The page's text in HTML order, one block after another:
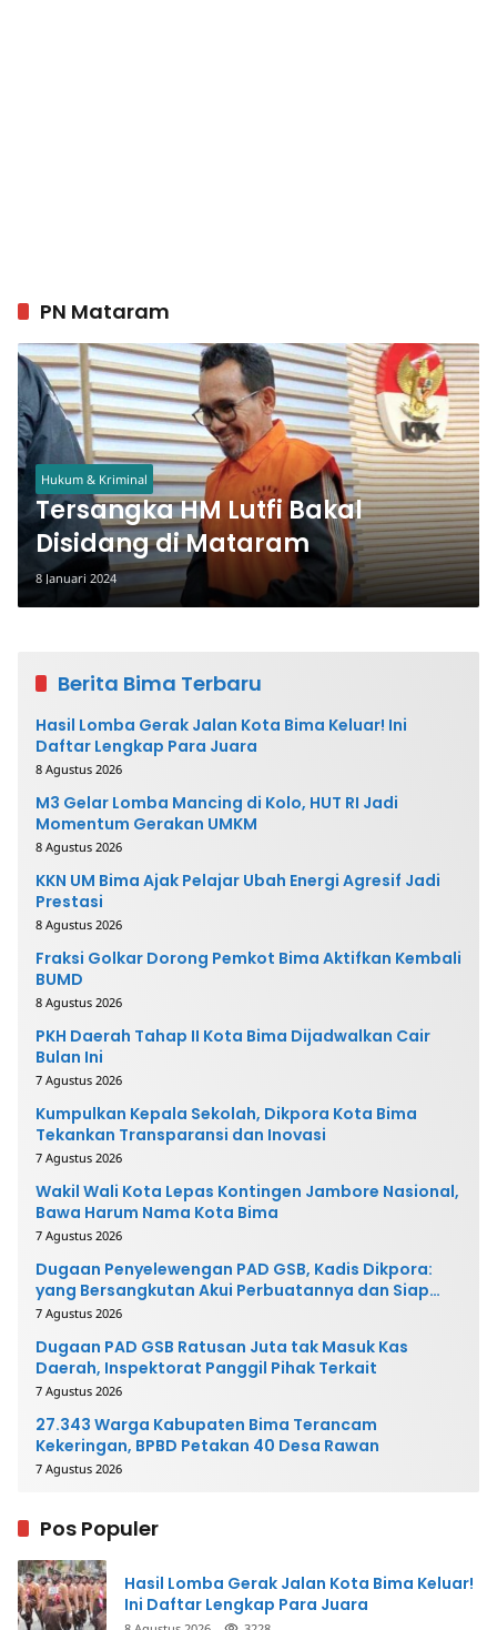
PN Mataram
Hukum & Kriminal
Tersangka HM Lutfi Bakal
Disidang di Mataram
8 Januari 2024
Berita Bima Terbaru
Hasil Lomba Gerak Jalan Kota Bima Keluar! Ini
Daftar Lengkap Para Juara
8 Agustus 2026
M3 Gelar Lomba Mancing di Kolo, HUT RI Jadi
Momentum Gerakan UMKM
8 Agustus 2026
KKN UM Bima Ajak Pelajar Ubah Energi Agresif Jadi
Prestasi
8 Agustus 2026
Fraksi Golkar Dorong Pemkot Bima Aktifkan Kembali
BUMD
8 Agustus 2026
PKH Daerah Tahap II Kota Bima Dijadwalkan Cair
Bulan Ini
7 Agustus 2026
Kumpulkan Kepala Sekolah, Dikpora Kota Bima
Tekankan Transparansi dan Inovasi
7 Agustus 2026
Wakil Wali Kota Lepas Kontingen Jambore Nasional,
Bawa Harum Nama Kota Bima
7 Agustus 2026
Dugaan Penyelewengan PAD GSB, Kadis Dikpora:
yang Bersangkutan Akui Perbuatannya dan Siap
Mengembalikan Uang
7 Agustus 2026
Dugaan PAD GSB Ratusan Juta tak Masuk Kas
Daerah, Inspektorat Panggil Pihak Terkait
7 Agustus 2026
27.343 Warga Kabupaten Bima Terancam
Kekeringan, BPBD Petakan 40 Desa Rawan
7 Agustus 2026
Pos Populer
Hasil Lomba Gerak Jalan Kota Bima Keluar!
Ini Daftar Lengkap Para Juara